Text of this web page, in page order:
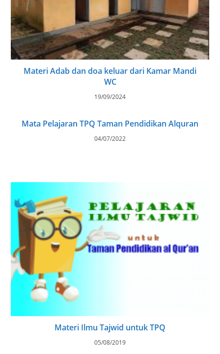
Materi Adab dan doa keluar dari Kamar Mandi
WC
19/09/2024
Mata Pelajaran TPQ Taman Pendidikan Alquran
04/07/2022
Materi Ilmu Tajwid untuk TPQ
05/08/2019